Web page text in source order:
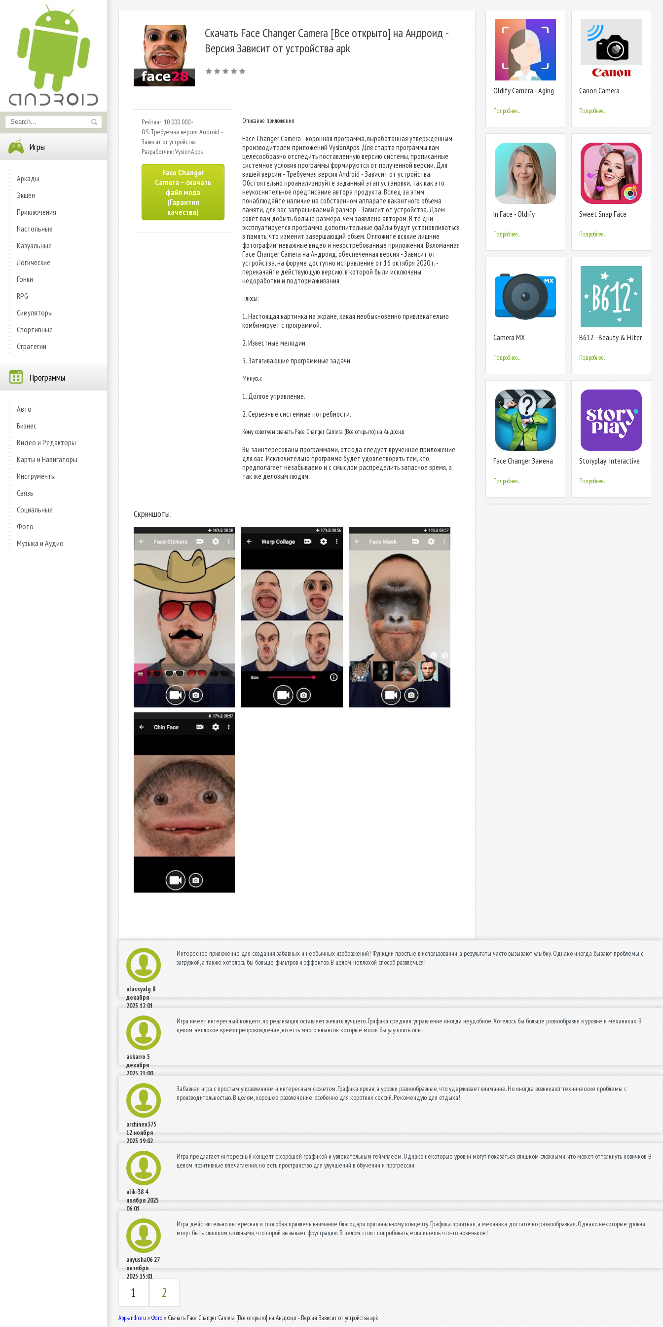
Игры
Аркады
Экшен
Приключения
Настольные
Казуальные
Логические
Гонки
RPG
Симуляторы
Спортивные
Стратегии
Программы
Авто
Бизнес
Видео и Редакторы
Карты и Навигаторы
Инструменты
Связь
Социальные
Фото
Музыка и Аудио
Скачать Face Changer Camera [Все открыто] на Андроид -
Версия Зависит от устройства apk
Рейтинг: 10 000 000+
OS: Требуемая версия Android -
Зависит от устройства
Разработчик: VysionApps
Face Changer
Camera — скачать
файл мода
(Гарантия
качества)
Описание приложения
Face Changer Camera - коронная программа, выработанная утвержденным
производителем приложений VysionApps. Для старта программы вам
целесообразно отследить поставленную версию системы, прописанные
системное условия программы формируются от полученной версии. Для
вашей версии - Требуемая версия Android - Зависит от устройства.
Обстоятельно проанализируйте заданный этап установки, так как это
неукоснительное предписание автора продукта. Вслед за этим
понаблюдайте наличие на собственном аппарате вакантного объема
памяти, для вас запрашиваемый размер - Зависит от устройства. Даем
совет вам добыть больше размера, чем заявлено автором. В те дни
эксплуатируется программа дополнительные файлы будут устанавливаться
в память, что изменит завершающий объем. Отложите всякие лишние
фотографии, неважные видео и невостребованные приложения. Взломанная
Face Changer Camera на Андроид, обеспеченная версия - Зависит от
устройства, на форуме доступно исправление от 16 октября 2020 г. -
перекачайте действующую версию, в которой были исключены
недоработки и подтормаживания.
Плюсы:
1. Настоящая картинка на экране, какая необыкновенно привлекательно
комбинирует с программой.
2. Известные мелодии.
3. Затягивающие программные задачи.
Минусы:
1. Долгое управление.
2. Серьезные системные потребности.
Кому советуем скачать Face Changer Camera (Все открыто) на Андроид
Вы заинтересованы программами, отсюда следует врученное приложение
для вас. Исключительно программа будет удовлетворять тем, кто
предполагает незабываемо и с смыслом распределить запасное время, а
так же деловым людям.
Скриншоты:
Oldify Camera - Aging
Predict
Подробнее...
Canon Camera
Подробнее...
In Face - Oldify
Fun Quiz
Подробнее...
Sweet Snap Face
Edit cam
Подробнее...
Camera MX
Подробнее...
B612 - Beauty & Filter
Подробнее...
Face Changer Замена
Подробнее...
Storyplay: Interactive
Подробнее...
alussyalg 8
декабря
2025 12:01
Интересное приложение для создания забавных и необычных изображений! Функции простые в использовании, а результаты часто вызывают улыбку. Однако иногда бывают проблемы с
загрузкой, а также хотелось бы больше фильтров и эффектов. В целом, неплохой способ развлечься!
askarro 5
декабря
2025 21:00
Игра имеет интересный концепт, но реализация оставляет желать лучшего. Графика средняя, управление иногда неудобное. Хотелось бы больше разнообразия в уровне и механиках. В
целом, неплохое времяпрепровождение, но есть много нюансов, которые могли бы улучшить опыт.
archinex375
12 ноября
2025 19:02
Забавная игра с простым управлением и интересным сюжетом. Графика яркая, а уровни разнообразные, что удерживает внимание. Но иногда возникают технические проблемы с
производительностью. В целом, хорошее развлечение, особенно для коротких сессий. Рекомендую для отдыха!
alik-38 4
ноября 2025
06:01
Игра предлагает интересный концепт с хорошей графикой и увлекательным геймплеем. Однако некоторые уровни могут показаться слишком сложными, что может оттолкнуть новичков. В
целом, позитивные впечатления, но есть пространство для улучшений в обучении и прогрессии.
anyusha06 27
октября
2025 15:01
Игра действительно интересная и способна привлечь внимание благодаря оригинальному концепту. Графика приятная, а механика достаточно разнообразная. Однако некоторые уровни
могут быть слишком сложными, что порой вызывает фрустрацию. В целом, стоит попробовать, если ищешь что-то новенькое!
1 2
App-andro.ru »Фото» Скачать Face Changer Camera [Все открыто] на Андроид - Версия Зависит от устройства apk